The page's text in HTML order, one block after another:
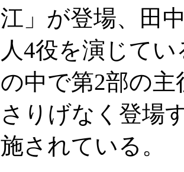
江」が登場、田
人4役を演じて
の中で第2部の
さりげなく登場
施されている。